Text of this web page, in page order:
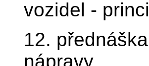
vozidel -
12.
nápravy.